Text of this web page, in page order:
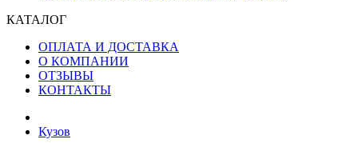
КАТАЛОГ
ОПЛАТА И ДОСТАВКА
О КОМПАНИИ
ОТЗЫВЫ
КОНТАКТЫ
Кузов